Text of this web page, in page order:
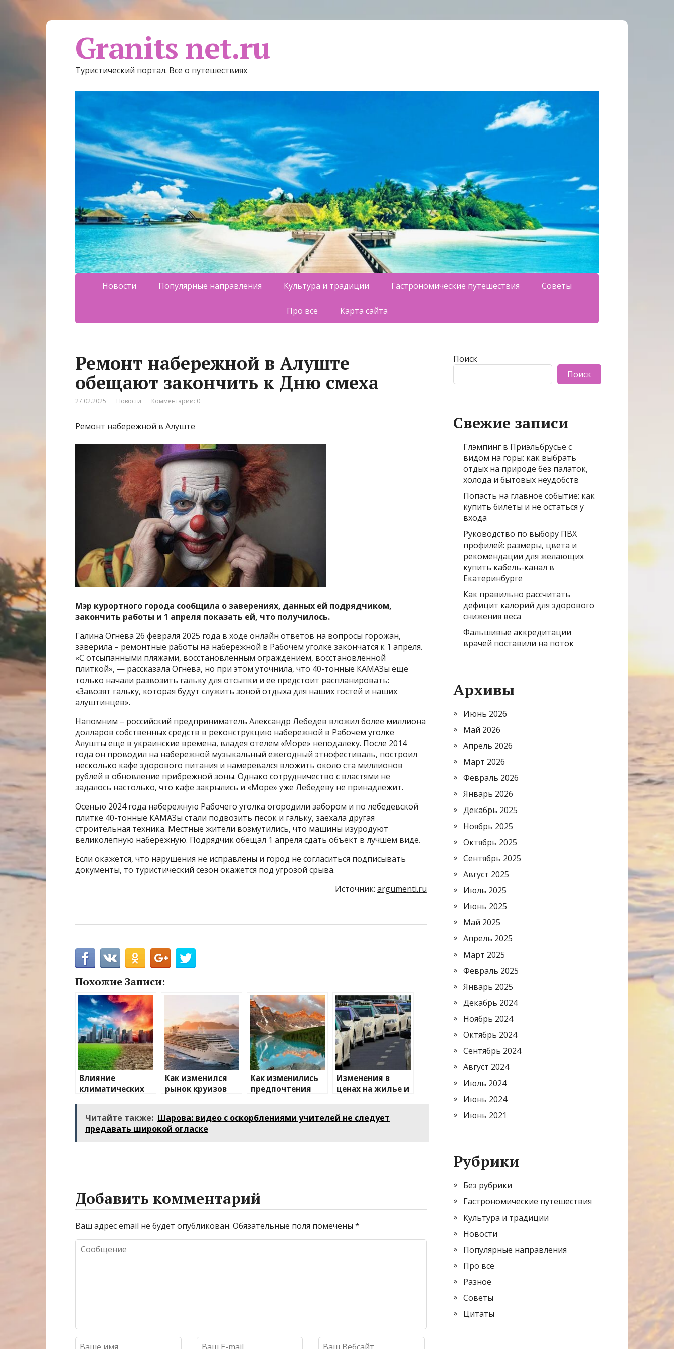
Granits net.ru
Туристический портал. Все о путешествиях
Новости Популярные направления Культура и традиции Гастрономические путешествия Советы
Про все Карта сайта
Ремонт набережной в Алуште
обещают закончить к Дню смеха
27.02.2025 Новости Комментарии: 0
Ремонт набережной в Алуште
Мэр курортного города сообщила о заверениях, данных ей подрядчиком,
закончить работы и 1 апреля показать ей, что получилось.
Галина Огнева 26 февраля 2025 года в ходе онлайн ответов на вопросы горожан,
заверила – ремонтные работы на набережной в Рабочем уголке закончатся к 1 апреля.
«С отсыпанными пляжами, восстановленным ограждением, восстановленной
плиткой», — рассказала Огнева, но при этом уточнила, что 40-тонные КАМАЗы еще
только начали развозить гальку для отсыпки и ее предстоит распланировать:
«Завозят гальку, которая будут служить зоной отдыха для наших гостей и наших
алуштинцев».
Напомним – российский предприниматель Александр Лебедев вложил более миллиона
долларов собственных средств в реконструкцию набережной в Рабочем уголке
Алушты еще в украинские времена, владея отелем «Море» неподалеку. После 2014
года он проводил на набережной музыкальный ежегодный этнофестиваль, построил
несколько кафе здорового питания и намеревался вложить около ста миллионов
рублей в обновление прибрежной зоны. Однако сотрудничество с властями не
задалось настолько, что кафе закрылись и «Море» уже Лебедеву не принадлежит.
Осенью 2024 года набережную Рабочего уголка огородили забором и по лебедевской
плитке 40-тонные КАМАЗы стали подвозить песок и гальку, заехала другая
строительная техника. Местные жители возмутились, что машины изуродуют
великолепную набережную. Подрядчик обещал 1 апреля сдать объект в лучшем виде.
Если окажется, что нарушения не исправлены и город не согласиться подписывать
документы, то туристический сезон окажется под угрозой срыва.
Источник: argumenti.ru
Похожие Записи:
Влияние
климатических
направления
Как изменился
рынок круизов
Как изменились
предпочтения
Изменения в
ценах на жилье и
Читайте также: Шарова: видео с оскорблениями учителей не следует
предавать широкой огласке
Добавить комментарий
Ваш адрес email не будет опубликован. Обязательные поля помечены *
Поиск
Поиск
Свежие записи
Глэмпинг в Приэльбрусье с
видом на горы: как выбрать
отдых на природе без палаток,
холода и бытовых неудобств
Попасть на главное событие: как
купить билеты и не остаться у
входа
Руководство по выбору ПВХ
профилей: размеры, цвета и
рекомендации для желающих
купить кабель-канал в
Екатеринбурге
Как правильно рассчитать
дефицит калорий для здорового
снижения веса
Фальшивые аккредитации
врачей поставили на поток
Архивы
Июнь 2026
Май 2026
Апрель 2026
Март 2026
Февраль 2026
Январь 2026
Декабрь 2025
Ноябрь 2025
Октябрь 2025
Сентябрь 2025
Август 2025
Июль 2025
Июнь 2025
Май 2025
Апрель 2025
Март 2025
Февраль 2025
Январь 2025
Декабрь 2024
Ноябрь 2024
Октябрь 2024
Сентябрь 2024
Август 2024
Июль 2024
Июнь 2024
Июнь 2021
Рубрики
Без рубрики
Гастрономические путешествия
Культура и традиции
Новости
Популярные направления
Про все
Разное
Советы
Цитаты